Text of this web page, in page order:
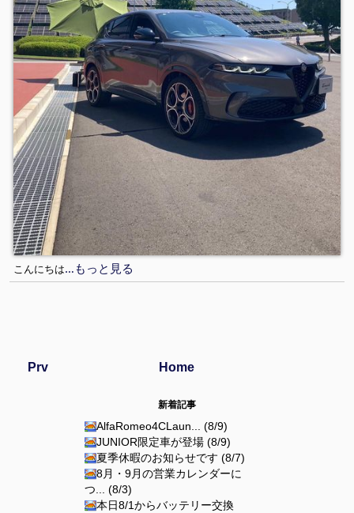
新着記事
AlfaRomeo4CLaun... (8/9)
JUNIOR限定車が登場 (8/9)
夏季休暇のお知らせです (8/7)
8月・9月の営業カレンダーに
つ... (8/3)
本日8/1からバッテリー交換
こんにちは…もっと見る
Prv Home